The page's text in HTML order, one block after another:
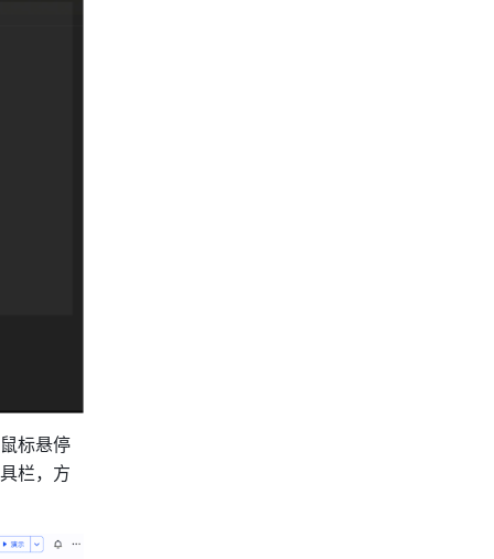
标悬停
栏，方